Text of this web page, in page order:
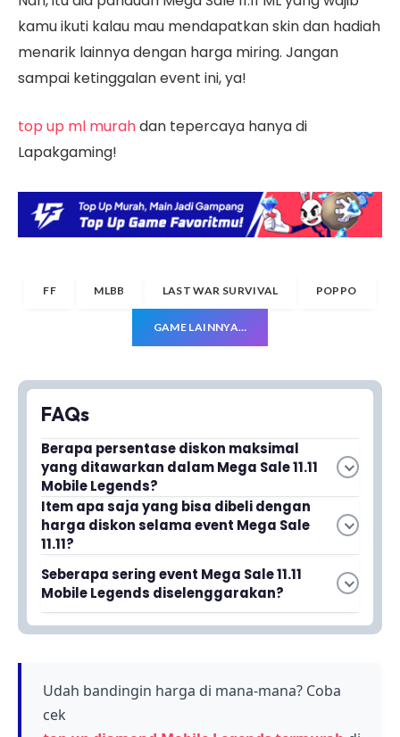
kamu ikuti kalau mau mendapatkan skin dan hadiah
menarik lainnya dengan harga miring. Jangan
sampai ketinggalan event ini, ya!
top up ml murahdan tepercaya hanya di
Lapakgaming!
FF MLBB LAST WAR SURVIVAL POPPO
GAME LAINNYA…
FAQs
Berapa persentase diskon maksimal
yang ditawarkan dalam Mega Sale 11.11
Mobile Legends?
Diskon maksimal yang ditawarkan mencapai
50% untuk berbagai item seperti skin, efek
recall, dan item-item menarik lainnya.
Item apa saja yang bisa dibeli dengan
harga diskon selama event Mega Sale
11.11?
Selama event ini, pemain dapat membeli skin,
efek recall, dan berbagai item menarik lainnya
dengan harga yang sangat terjangkau.
Seberapa sering event Mega Sale 11.11
Mobile Legends diselenggarakan?
Event Mega Sale 11.11 ML merupakan event
dengan harga terbaik.
Udah bandingin harga di mana-mana? Coba
cek